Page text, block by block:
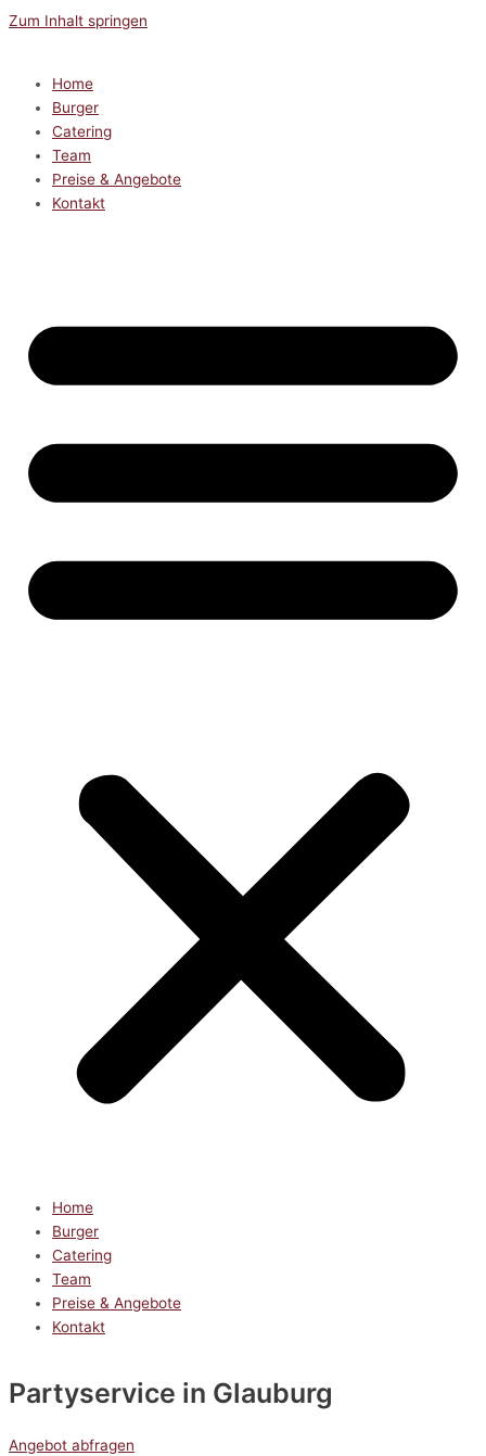
Zum Inhalt springen
Home
Burger
Catering
Team
Preise & Angebote
Kontakt
Home
Burger
Catering
Team
Preise & Angebote
Kontakt
Partyservice in Glauburg
Angebot abfragen